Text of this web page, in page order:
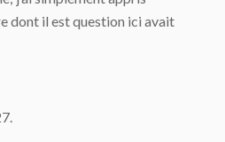
dont il est question ici avait